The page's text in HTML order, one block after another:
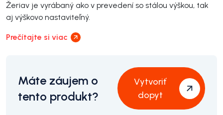
Žeriav je vyrábaný ako v prevedení so stálou výškou, tak
aj výškovo nastaviteľný.
Prečítajte si viac
Máte záujem o
tento produkt?
Vytvoriť
dopyt